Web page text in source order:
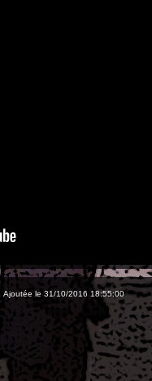
Ajoutée le 31/10/2016 18:55:00